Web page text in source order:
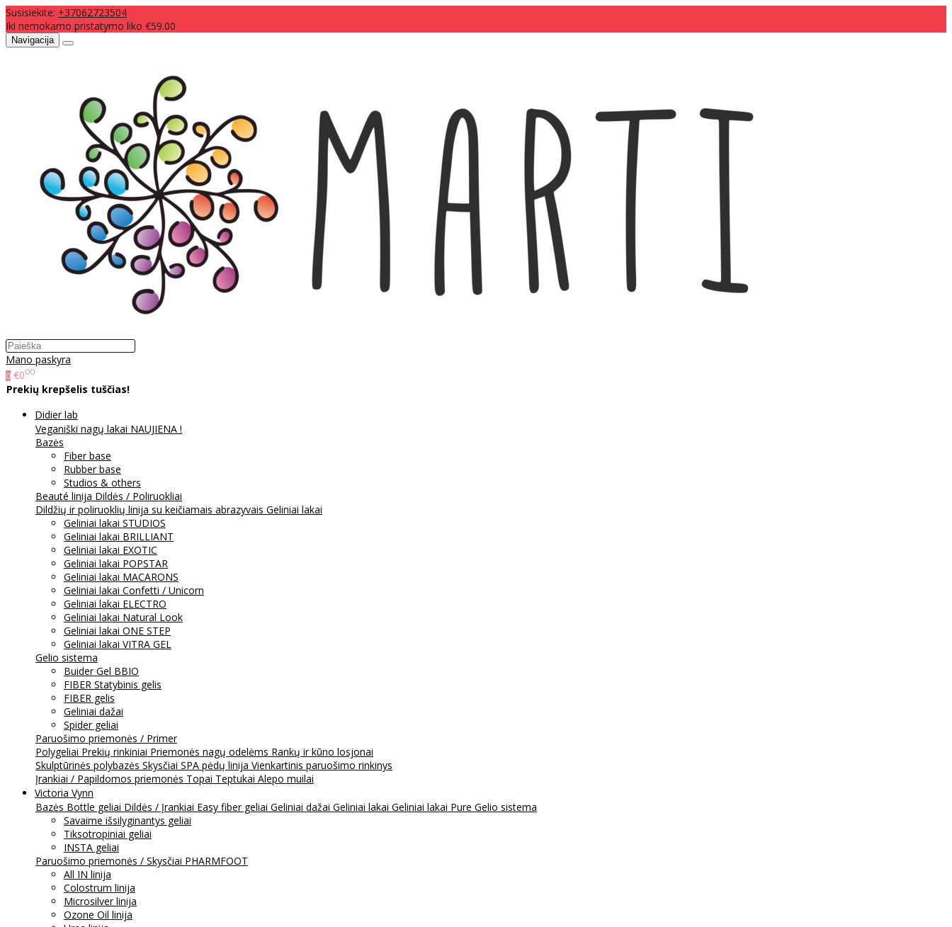
Susisiekite: +37062723504
Iki nemokamo pristatymo liko €59.00
Navigacija
Mano paskyra
0 €000
Prekių krepšelis tuščias!
Didier lab
Veganiški nagų lakai NAUJIENA !
Bazės
Fiber base
Rubber base
Studios & others
Beauté linija Dildės / Poliruokliai
Dildžių ir poliruoklių linija su keičiamais abrazyvais Geliniai lakai
Geliniai lakai STUDIOS
Geliniai lakai BRILLIANT
Geliniai lakai EXOTIC
Geliniai lakai POPSTAR
Geliniai lakai MACARONS
Geliniai lakai Confetti / Unicorn
Geliniai lakai ELECTRO
Geliniai lakai Natural Look
Geliniai lakai ONE STEP
Geliniai lakai VITRA GEL
Gelio sistema
Buider Gel BBIO
FIBER Statybinis gelis
FIBER gelis
Geliniai dažai
Spider geliai
Paruošimo priemonės / Primer
Polygeliai Prekių rinkiniai Priemonės nagų odelėms Rankų ir kūno losjonai
Skulptūrinės polybazės Skysčiai SPA pėdų linija Vienkartinis paruošimo rinkinys
Įrankiai / Papildomos priemonės Topai Teptukai Alepo muilai
Victoria Vynn
Bazės Bottle geliai Dildės / Įrankiai Easy fiber geliai Geliniai dažai Geliniai lakai Geliniai lakai Pure Gelio sistema
Savaime išsilyginantys geliai
Tiksotropiniai geliai
INSTA geliai
Paruošimo priemonės / Skysčiai PHARMFOOT
All IN linija
Colostrum linija
Microsilver linija
Ozone Oil linija